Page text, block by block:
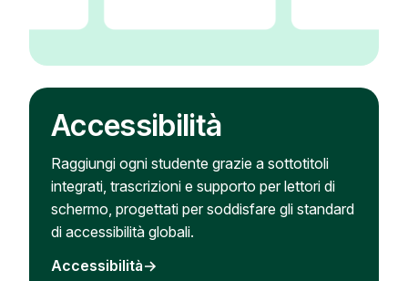
Accessibilità
Raggiungi ogni studente grazie a sottotitoli
integrati, trascrizioni e supporto per lettori di
schermo, progettati per soddisfare gli standard
di accessibilità globali.
Accessibilità